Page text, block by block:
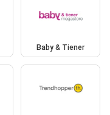
Baby & Tiener